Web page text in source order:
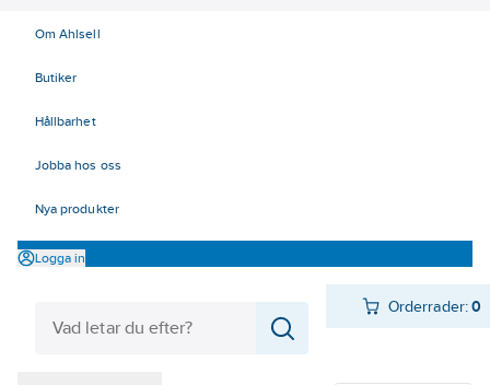
Om Ahlsell
Butiker
Hållbarhet
Jobba hos oss
Nya produkter
Logga in
Orderrader:0